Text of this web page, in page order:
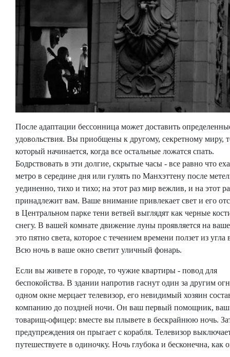
После адаптации бессонница может доставить
удовольствия. Вы приобщены к другому, секретному миру,
который начинается, когда все остальные ложатся спать.
Бодрствовать в эти долгие, скрытые часы - все равно что
метро в середине дня или гулять по Манхэттену после
уединенно, тихо и тихо; на этот раз мир вежлив, и на этот
принадлежит вам. Ваше внимание привлекает свет и его
в Центральном парке тени ветвей выглядят как черные
снегу. В вашей комнате движение луны проявляется на
это пятно света, которое с течением времени ползет из угла
Всю ночь в ваше окно светит уличный фонарь.
Если вы живете в городе, то чужие квартиры - повод для
беспокойства. В здании напротив гаснут один за другим
одном окне мерцает телевизор, его невидимый хозяин
компанию до поздней ночи. Он ваш первый помощник,
товарищ-офицер: вместе вы плывете в бескрайнюю ночь.
предупреждения он прыгает с корабля. Телевизор
путешествуете в одиночку. Ночь глубока и бесконечна, как